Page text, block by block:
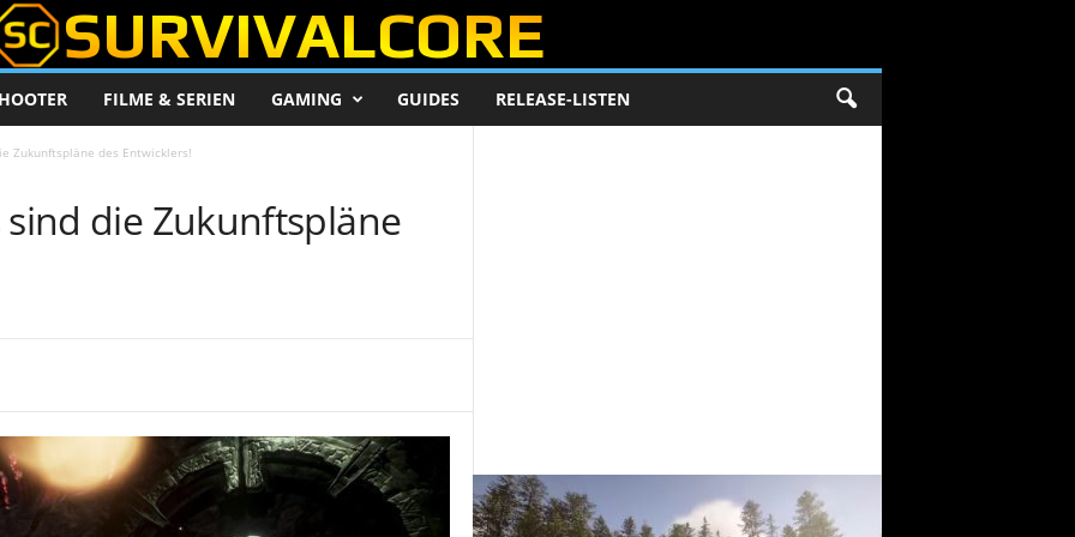
FILME & SERIEN GAMING GUIDES RELEASE-LISTEN
Zukunftspläne des Entwicklers!
sind die Zukunftspläne